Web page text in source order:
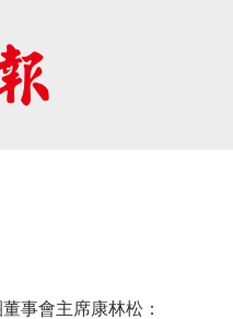
會主席康林松：